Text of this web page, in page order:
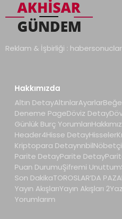
Reklam & İşbirliği :
Hakkımızda
Altın DetayAltınlarAyarlar
Deneme PageDöviz Detay
Günlük Burç Yorumları
Header4Hisse DetayHisseler
Kriptopara Detaynnbil
Parite DetayParite Detay
Puan DurumuŞifremi Unuttum
Son DakikaTOROSLAR’DA
Yayın AkışlarıYayın Akışları 2
Yorumlarım